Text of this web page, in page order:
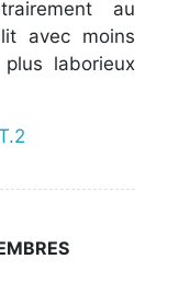
au
avec moins
laborieux